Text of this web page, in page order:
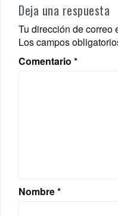
Deja una respuesta
Tu dirección de correo
Los campos
Comentario *
Nombre*